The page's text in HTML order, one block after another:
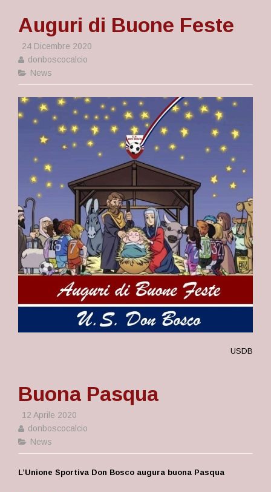
Auguri di Buone Feste
24 Dicembre 2020
donboscocalcio
News
USDB
Buona Pasqua
12 Aprile 2020
donboscocalcio
News
L’Unione Sportiva Don Bosco augura buona Pasqua